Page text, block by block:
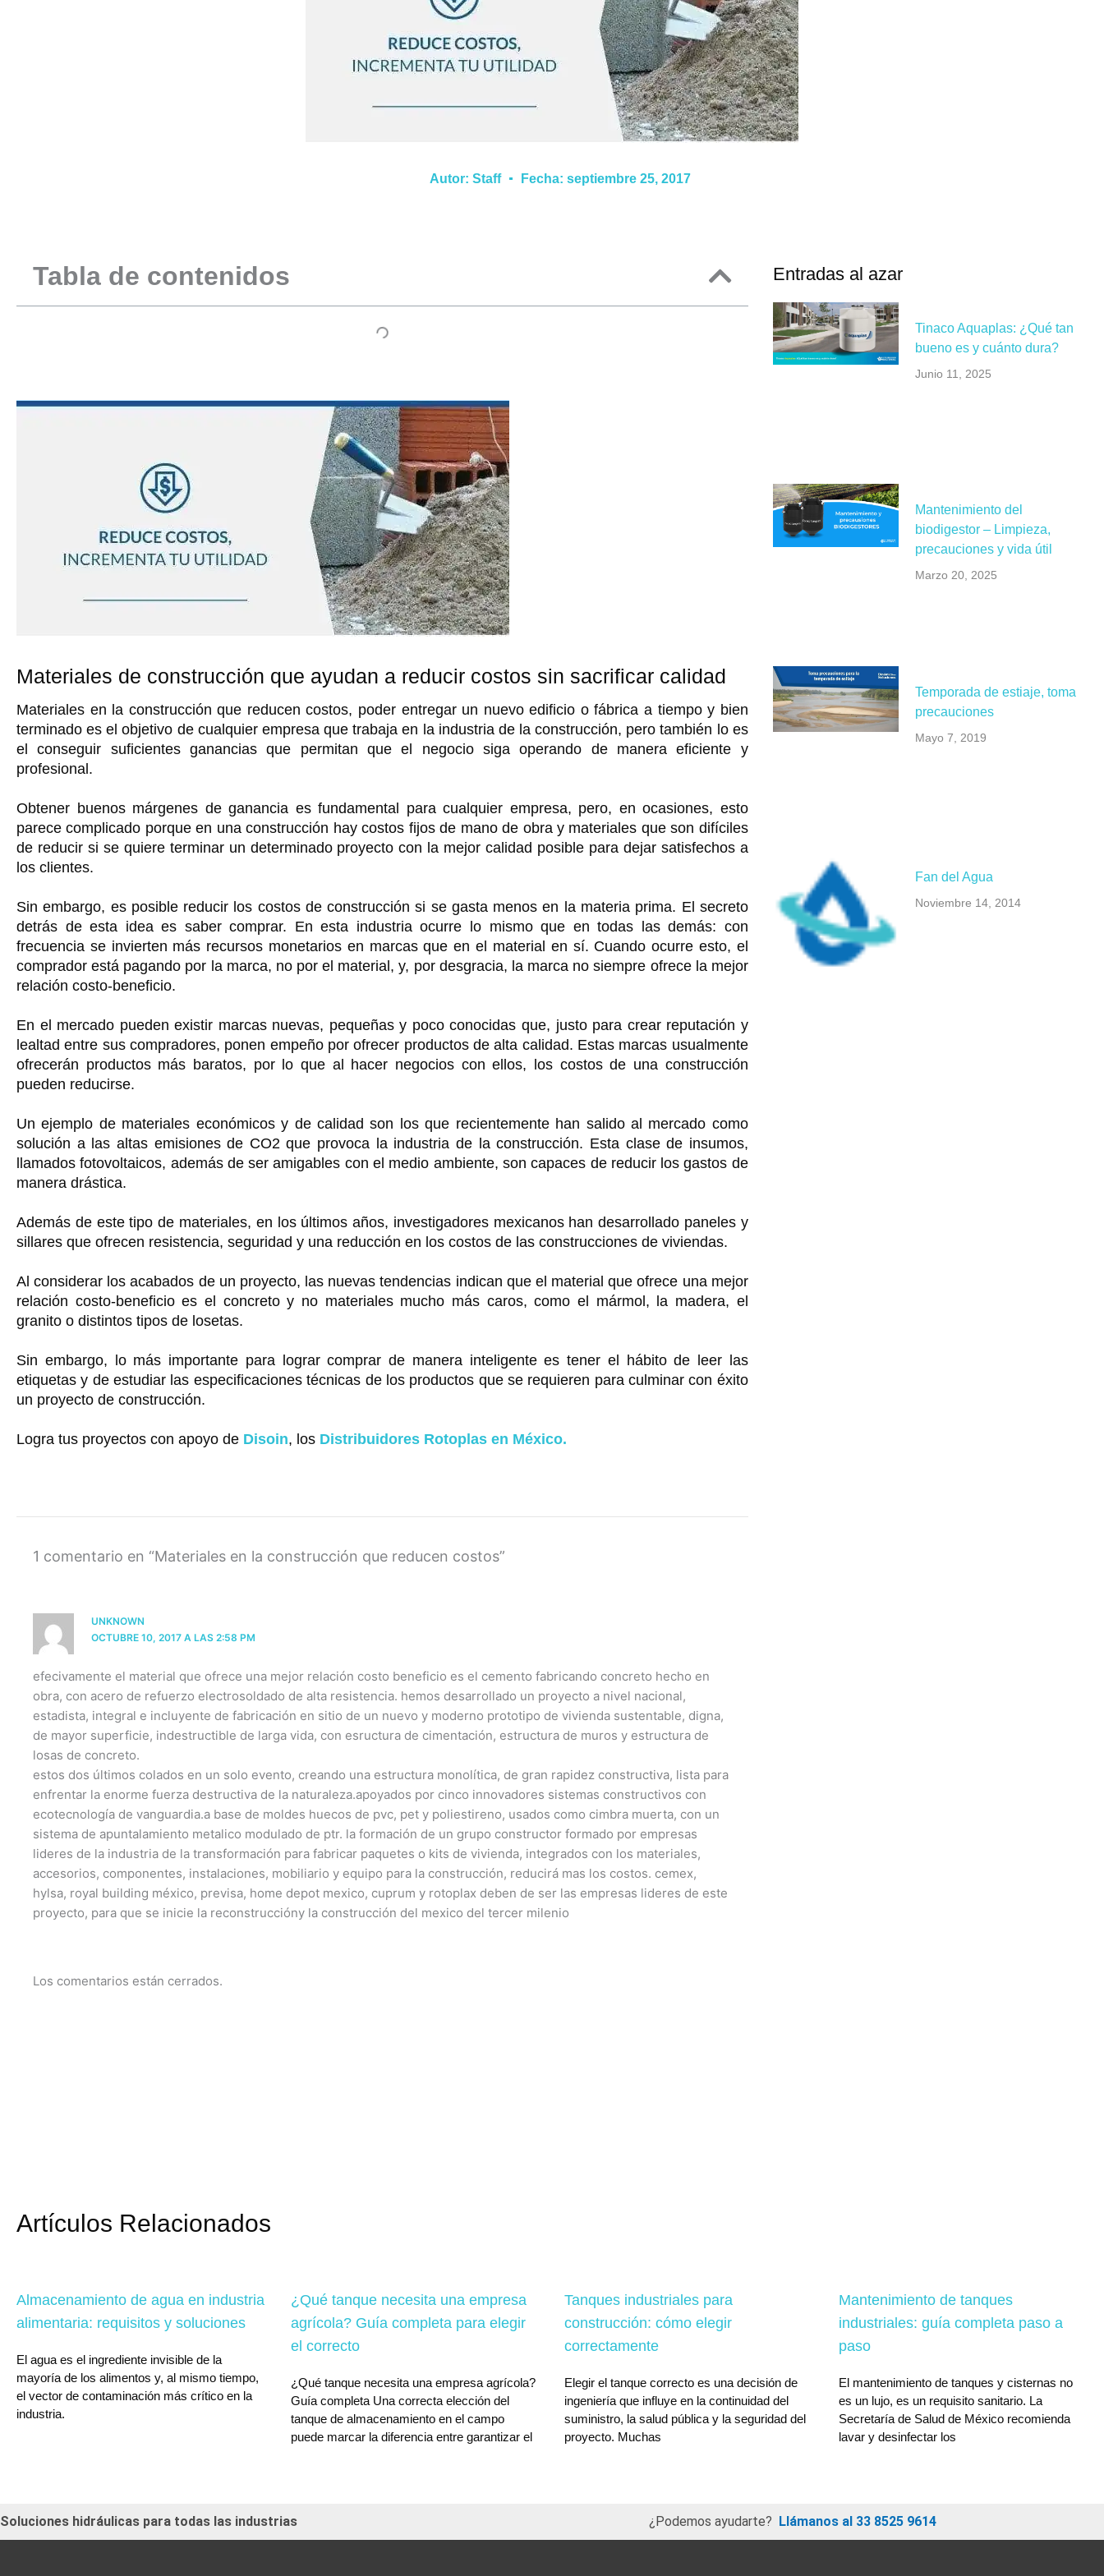
Autor: Staff Fecha: septiembre 25, 2017
Tabla de contenidos
Materiales de construcción que ayudan a reducir costos sin sacrificar calidad
Materiales en la construcción que reducen costos, poder entregar un nuevo edificio o fábrica a tiempo y bien
terminado es el objetivo de cualquier empresa que trabaja en la industria de la construcción, pero también lo es
el conseguir suficientes ganancias que permitan que el negocio siga operando de manera eficiente y
profesional.
Obtener buenos márgenes de ganancia es fundamental para cualquier empresa, pero, en ocasiones, esto
parece complicado porque en una construcción hay costos fijos de mano de obra y materiales que son difíciles
de reducir si se quiere terminar un determinado proyecto con la mejor calidad posible para dejar satisfechos a
los clientes.
Sin embargo, es posible reducir los costos de construcción si se gasta menos en la materia prima. El secreto
detrás de esta idea es saber comprar. En esta industria ocurre lo mismo que en todas las demás: con
frecuencia se invierten más recursos monetarios en marcas que en el material en sí. Cuando ocurre esto, el
comprador está pagando por la marca, no por el material, y, por desgracia, la marca no siempre ofrece la mejor
relación costo-beneficio.
En el mercado pueden existir marcas nuevas, pequeñas y poco conocidas que, justo para crear reputación y
lealtad entre sus compradores, ponen empeño por ofrecer productos de alta calidad. Estas marcas usualmente
ofrecerán productos más baratos, por lo que al hacer negocios con ellos, los costos de una construcción
pueden reducirse.
Un ejemplo de materiales económicos y de calidad son los que recientemente han salido al mercado como
solución a las altas emisiones de CO2 que provoca la industria de la construcción. Esta clase de insumos,
llamados fotovoltaicos, además de ser amigables con el medio ambiente, son capaces de reducir los gastos de
manera drástica.
Además de este tipo de materiales, en los últimos años, investigadores mexicanos han desarrollado paneles y
sillares que ofrecen resistencia, seguridad y una reducción en los costos de las construcciones de viviendas.
Al considerar los acabados de un proyecto, las nuevas tendencias indican que el material que ofrece una mejor
relación costo-beneficio es el concreto y no materiales mucho más caros, como el mármol, la madera, el
granito o distintos tipos de losetas.
Sin embargo, lo más importante para lograr comprar de manera inteligente es tener el hábito de leer las
etiquetas y de estudiar las especificaciones técnicas de los productos que se requieren para culminar con éxito
un proyecto de construcción.
Logra tus proyectos con apoyo de Disoin, los Distribuidores Rotoplas en México.
1 comentario en “Materiales en la construcción que reducen costos”
UNKNOWN
OCTUBRE 10, 2017 A LAS 2:58 PM
efecivamente el material que ofrece una mejor relación costo beneficio es el cemento fabricando concreto hecho en
obra, con acero de refuerzo electrosoldado de alta resistencia. hemos desarrollado un proyecto a nivel nacional,
estadista, integral e incluyente de fabricación en sitio de un nuevo y moderno prototipo de vivienda sustentable, digna,
de mayor superficie, indestructible de larga vida, con esructura de cimentación, estructura de muros y estructura de
losas de concreto.
estos dos últimos colados en un solo evento, creando una estructura monolítica, de gran rapidez constructiva, lista para
enfrentar la enorme fuerza destructiva de la naturaleza.apoyados por cinco innovadores sistemas constructivos con
ecotecnología de vanguardia.a base de moldes huecos de pvc, pet y poliestireno, usados como cimbra muerta, con un
sistema de apuntalamiento metalico modulado de ptr. la formación de un grupo constructor formado por empresas
lideres de la industria de la transformación para fabricar paquetes o kits de vivienda, integrados con los materiales,
accesorios, componentes, instalaciones, mobiliario y equipo para la construcción, reducirá mas los costos. cemex,
hylsa, royal building méxico, previsa, home depot mexico, cuprum y rotoplax deben de ser las empresas lideres de este
proyecto, para que se inicie la reconstruccióny la construcción del mexico del tercer milenio
Los comentarios están cerrados.
Entradas al azar
Tinaco Aquaplas: ¿Qué tan
bueno es y cuánto dura?
Junio 11, 2025
Mantenimiento del
biodigestor – Limpieza,
precauciones y vida útil
Marzo 20, 2025
Temporada de estiaje, toma
precauciones
Mayo 7, 2019
Fan del Agua
Noviembre 14, 2014
Artículos Relacionados
Almacenamiento de agua en industria
alimentaria: requisitos y soluciones
El agua es el ingrediente invisible de la
mayoría de los alimentos y, al mismo tiempo,
el vector de contaminación más crítico en la
industria.
¿Qué tanque necesita una empresa
agrícola? Guía completa para elegir
el correcto
¿Qué tanque necesita una empresa agrícola?
Guía completa Una correcta elección del
tanque de almacenamiento en el campo
puede marcar la diferencia entre garantizar el
Tanques industriales para
construcción: cómo elegir
correctamente
Elegir el tanque correcto es una decisión de
ingeniería que influye en la continuidad del
suministro, la salud pública y la seguridad del
proyecto. Muchas
Mantenimiento de tanques
industriales: guía completa paso a
paso
El mantenimiento de tanques y cisternas no
es un lujo, es un requisito sanitario. La
Secretaría de Salud de México recomienda
lavar y desinfectar los
Soluciones hidráulicas para todas las industrias ¿Podemos ayudarte? Llámanos al 33 8525 9614